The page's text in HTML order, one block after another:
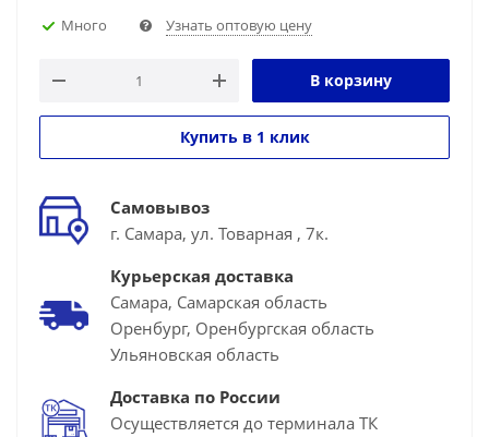
Много Узнать оптовую цену
В корзину
Купить в 1 клик
Самовывоз
г. Самара, ул. Товарная , 7к.
Курьерская доставка
Самара, Самарская область
Оренбург, Оренбургская область
Ульяновская область
Доставка по России
Осуществляется до терминала ТК